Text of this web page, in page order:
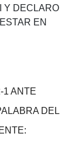
Y DECLARO
EN
1 ANTE
DEL